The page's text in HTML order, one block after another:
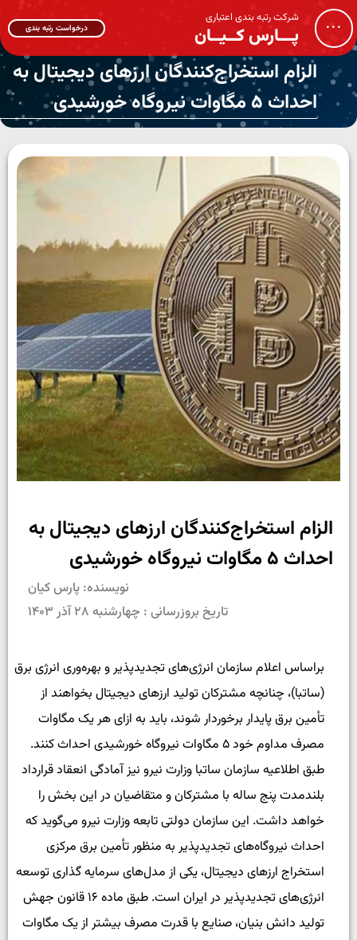
... شرکت رتبه بندی اعتباری
پـــارس کــیــان درخواست رتبه بندی
الزام استخراج‌کنندگان ارزهای دیجیتال به
احداث ۵ مگاوات نیروگاه خورشیدی
الزام استخراج‌کنندگان ارزهای دیجیتال به
احداث ۵ مگاوات نیروگاه خورشیدی
نویسنده: پارس کیان
تاریخ بروزرسانی : چهارشنبه ۲۸ آذر ۱۴۰۳
براساس اعلام سازمان انرژی‌های تجدیدپذیر و بهره‌وری انرژی برق
(ساتبا)، چنانچه مشترکان تولید ارزهای دیجیتال بخواهند از
تأمین برق پایدار برخوردار شوند، باید به ازای هر یک مگاوات
مصرف مداوم خود ۵ مگاوات نیروگاه خورشیدی احداث کنند.
طبق اطلاعیه سازمان ساتبا وزارت نیرو نیز آمادگی انعقاد قرارداد
بلندمدت پنج ساله با مشترکان و متقاضیان در این بخش را
خواهد داشت. این سازمان دولتی تابعه وزارت نیرو می‌گوید که
احداث نیروگاه‌های تجدیدپذیر به منظور تأمین برق مرکزی
استخراج ارزهای دیجیتال، یکی از مدل‌های سرمایه گذاری توسعه
انرژی‌های تجدیدپذیر در ایران است. طبق ماده ۱۶ قانون جهش
تولید دانش بنیان، صنایع با قدرت مصرف بیشتر از یک مگاوات